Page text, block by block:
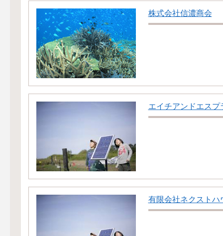
株式会社信濃商会
エイチアンドエスプ
有限会社ネクストハ